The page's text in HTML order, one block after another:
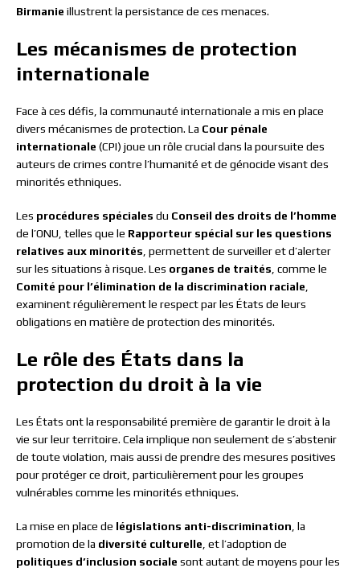
Birmanie illustrent la persistance de ces menaces.
Les mécanismes de protection
internationale
Face à ces défis, la communauté internationale a mis en place
divers mécanismes de protection. La Cour pénale
internationale (CPI) joue un rôle crucial dans la poursuite des
auteurs de crimes contre l’humanité et de génocide visant des
minorités ethniques.
Les procédures spéciales du Conseil des droits de l’homme
de l’ONU, telles que le Rapporteur spécial sur les questions
relatives aux minorités, permettent de surveiller et d’alerter
sur les situations à risque. Les organes de traités, comme le
Comité pour l’élimination de la discrimination raciale,
examinent régulièrement le respect par les États de leurs
obligations en matière de protection des minorités.
Le rôle des États dans la
protection du droit à la vie
Les États ont la responsabilité première de garantir le droit à la
vie sur leur territoire. Cela implique non seulement de s’abstenir
de toute violation, mais aussi de prendre des mesures positives
pour protéger ce droit, particulièrement pour les groupes
vulnérables comme les minorités ethniques.
La mise en place de législations anti-discrimination, la
promotion de la diversité culturelle, et l’adoption de
politiques d’inclusion sociale sont autant de moyens pour les